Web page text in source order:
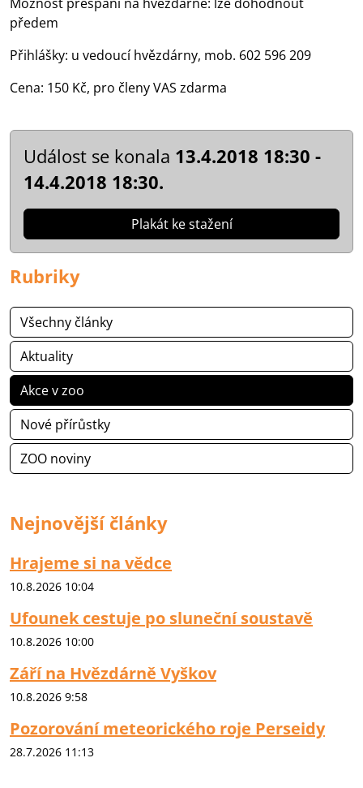
předem
Přihlášky: u vedoucí hvězdárny, mob. 602 596 209
Cena: 150 Kč, pro členy VAS zdarma
Událost se konala 13.4.2018 18:30 -
14.4.2018 18:30.
Plakát ke stažení
Rubriky
Všechny články
Aktuality
Akce v zoo
Nové přírůstky
ZOO noviny
Nejnovější články
Hrajeme si na vědce
10.8.2026 10:04
Ufounek cestuje po sluneční soustavě
10.8.2026 10:00
Září na Hvězdárně Vyškov
10.8.2026 9:58
Pozorování meteorického roje Perseidy
28.7.2026 11:13